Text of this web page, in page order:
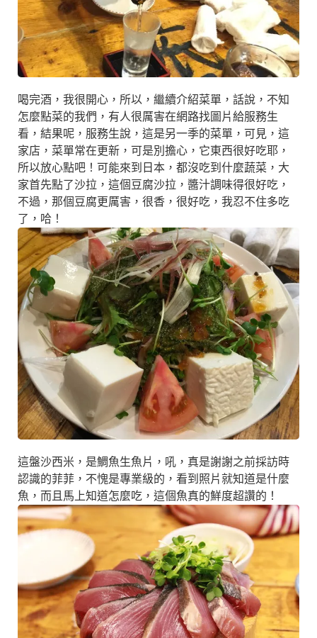
喝完酒，我很開心，所以，繼續介紹菜單，話說，不知
怎麼點菜的我們，有人很厲害在網路找圖片給服務生
看，結果呢，服務生說，這是另一季的菜單，可見，這
家店，菜單常在更新，可是別擔心，它東西很好吃耶，
所以放心點吧！可能來到日本，都沒吃到什麼蔬菜，大
家首先點了沙拉，這個豆腐沙拉，醬汁調味得很好吃，
不過，那個豆腐更厲害，很香，很好吃，我忍不住多吃
了，哈！
這盤沙西米，是鯛魚生魚片，吼，真是謝謝之前採訪時
認識的菲菲，不愧是專業級的，看到照片就知道是什麼
魚，而且馬上知道怎麼吃，這個魚真的鮮度超讚的！